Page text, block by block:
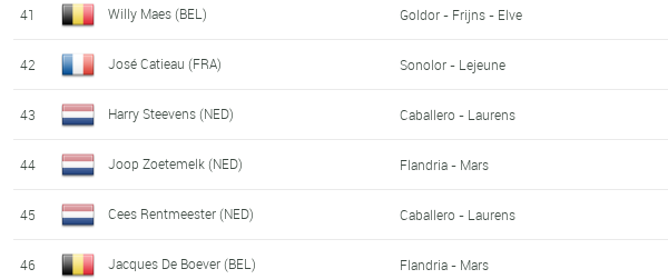
41 Willy Maes (BEL) Goldor - Frijns - Elve
42 José Catieau (FRA) Sonolor - Lejeune
43 Harry Steevens (NED) Caballero - Laurens
44 Joop Zoetemelk (NED) Flandria - Mars
45 Cees Rentmeester (NED) Caballero - Laurens
46 Jacques De Boever (BEL) Flandria - Mars